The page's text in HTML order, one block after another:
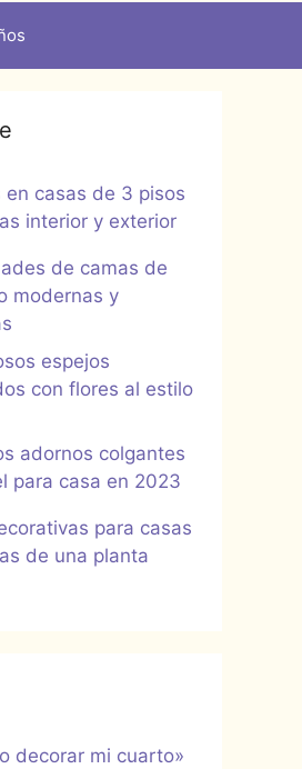
en casas de 3 pisos
interior y exterior
de camas de
modernas y
espejos
con flores al estilo
adornos colgantes
para casa en 2023
para casas
de una planta
decorar mi cuarto»